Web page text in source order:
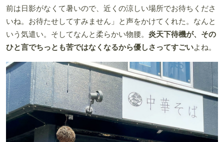
前は日影がなくて暑いので、近くの涼しい場所でお待ちくださ
いね。お待たせしてすみません」と声をかけてくれた。なんと
いう気遣い。そしてなんと柔らかい物腰。 炎天下待機が、その
ひと言でちっとも苦ではなくなるから優しさってすごいよね。